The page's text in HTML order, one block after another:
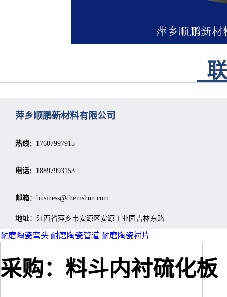
萍乡顺鹏新材料有限公司
热线: 17607997915
电话: 18897993153
邮箱：business@chemshun.com
地址：江西省萍乡市安源区安源工业园吉林东路
耐磨陶瓷弯头 耐磨陶瓷管道 耐磨陶瓷衬片
采购： 料斗内衬硫化板